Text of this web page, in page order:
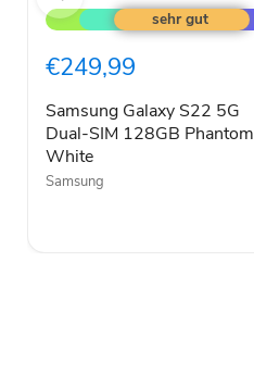
Galaxy
S22
Dual-
128GB
Phantom
White
€249,99
Samsung Galaxy S22 5G
Dual-SIM 128GB Phantom
White
Samsung